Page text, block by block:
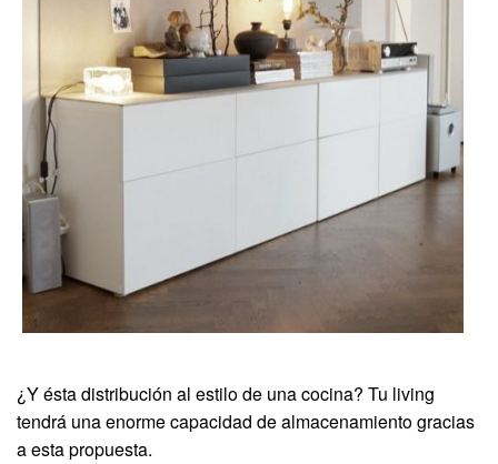
¿Y ésta distribución al estilo de una cocina? Tu living
tendrá una enorme capacidad de almacenamiento gracias
a esta propuesta.